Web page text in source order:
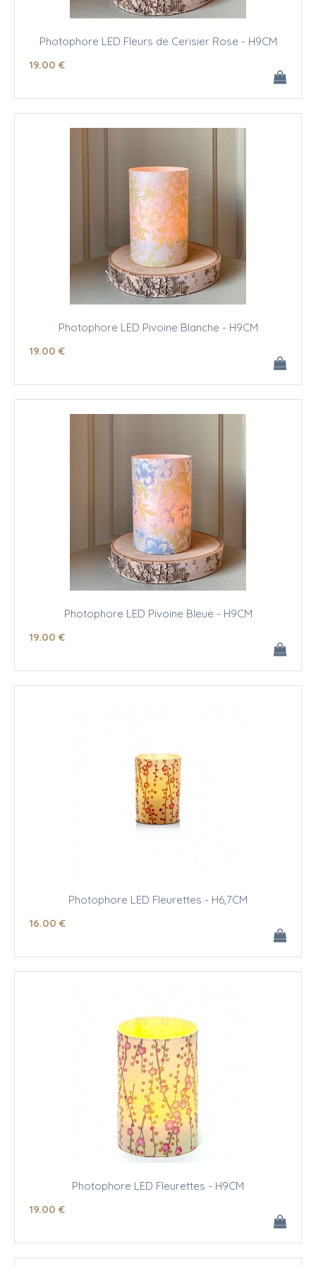
Photophore LED Fleurs de Cerisier Rose - H9CM
19.00 €
Photophore LED Pivoine Blanche - H9CM
19.00 €
Photophore LED Pivoine Bleue - H9CM
19.00 €
Photophore LED Fleurettes - H6,7CM
16.00 €
Photophore LED Fleurettes - H9CM
19.00 €